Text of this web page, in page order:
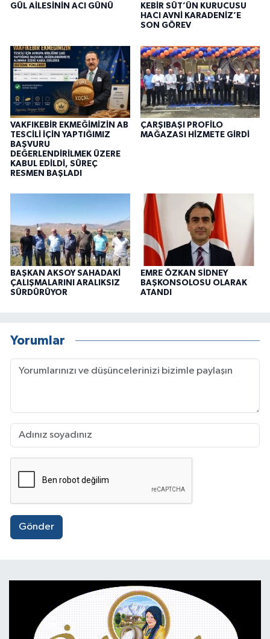
GÜL AİLESİNİN ACI GÜNÜ
KEBİR SÜT’ÜN KURUCUSU
HACI AVNİ KARADENİZ’E
SON GÖREV
VAKFIKEBİR EKMEĞİMİZİN AB
TESCİLİ İÇİN YAPTIĞIMIZ
BAŞVURU
DEĞERLENDİRİLMEK ÜZERE
KABUL EDİLDİ, SÜREÇ
RESMEN BAŞLADI
ÇARŞIBAŞI PROFİLO
MAĞAZASI HİZMETE GİRDİ
BAŞKAN AKSOY SAHADAKİ
ÇALIŞMALARINI ARALIKSIZ
SÜRDÜRÜYOR
EMRE ÖZKAN SİDNEY
BAŞKONSOLOSU OLARAK
ATANDI
Yorumlar
Gönder